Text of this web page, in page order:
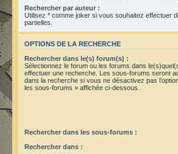
Rechercher par auteur :
Utilisez * comme joker si vous souhaitez effectuer
partielles.
OPTIONS DE LA RECHERCHE
Rechercher dans le(s) forum(s) :
Sélectionnez le forum ou les forums dans
effectuer une recherche. Les sous-forums seront
dans la recherche si vous ne désactivez pas
les sous-forums » affichée ci-dessous.
Rechercher dans les sous-forums :
Rechercher dans :